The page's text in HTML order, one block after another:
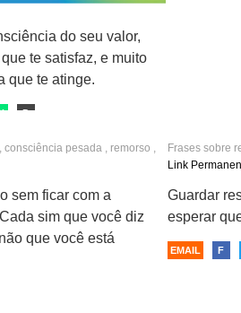
do seu valor,
te satisfaz, e muito
que te atinge.
D
, consciência pesada, remorso ,
sem ficar com a
sim que você diz
que você está
Frases sobre
Link
Guardar
esperar
EMAIL F